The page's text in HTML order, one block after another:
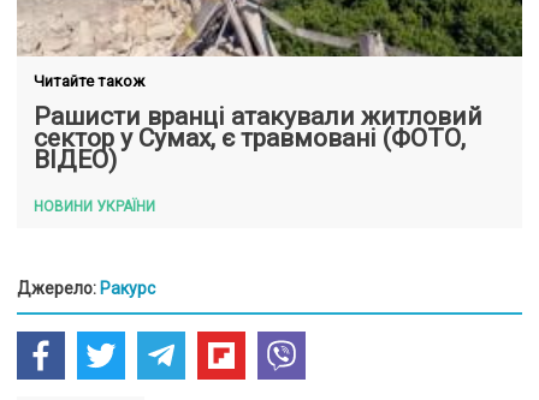
Читайте також
Рашисти вранці атакували житловий
сектор у Сумах, є травмовані (ФОТО,
ВІДЕО)
НОВИНИ УКРАЇНИ
Джерело: Ракурс